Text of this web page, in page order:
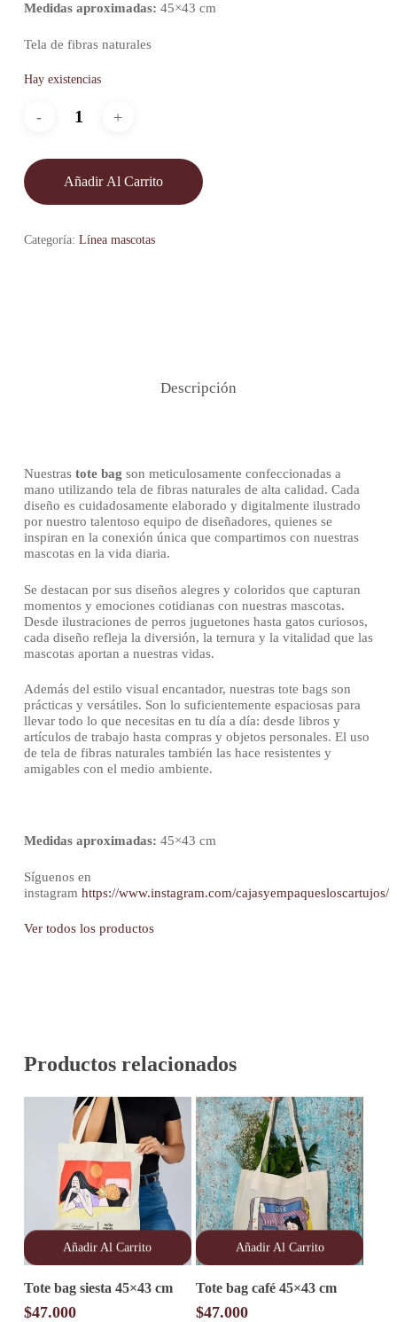
Medidas aproximadas: 45×43 cm
Tela de fibras naturales
Hay existencias
Añadir Al Carrito
Categoría: Línea mascotas
Descripción
Nuestras tote bag son meticulosamente confeccionadas a
mano utilizando tela de fibras naturales de alta calidad. Cada
diseño es cuidadosamente elaborado y digitalmente ilustrado
por nuestro talentoso equipo de diseñadores, quienes se
inspiran en la conexión única que compartimos con nuestras
mascotas en la vida diaria.
Se destacan por sus diseños alegres y coloridos que capturan
momentos y emociones cotidianas con nuestras mascotas.
Desde ilustraciones de perros juguetones hasta gatos curiosos,
cada diseño refleja la diversión, la ternura y la vitalidad que las
mascotas aportan a nuestras vidas.
Además del estilo visual encantador, nuestras tote bags son
prácticas y versátiles. Son lo suficientemente espaciosas para
llevar todo lo que necesitas en tu día a día: desde libros y
artículos de trabajo hasta compras y objetos personales. El uso
de tela de fibras naturales también las hace resistentes y
amigables con el medio ambiente.
Medidas aproximadas: 45×43 cm
Síguenos en
instagram https://www.instagram.com/cajasyempaquesloscartujos/
Ver todos los productos
Productos relacionados
Añadir Al Carrito
Tote bag siesta 45×43 cm
$47.000
Añadir Al Carrito
Tote bag café 45×43 cm
$47.000